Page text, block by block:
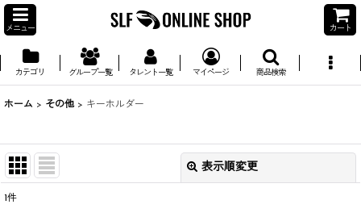
メニュー カート
カテゴリ グループ一覧 タレント一覧 マイページ 商品検索
ホーム > その他 > キーホルダー
表示順変更
1件